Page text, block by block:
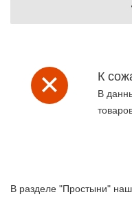
К
В
В разделе "Простыни"